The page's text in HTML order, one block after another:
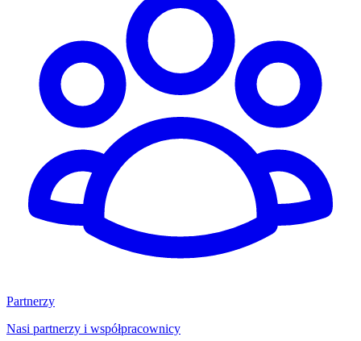
Partnerzy
Nasi partnerzy i współpracownicy